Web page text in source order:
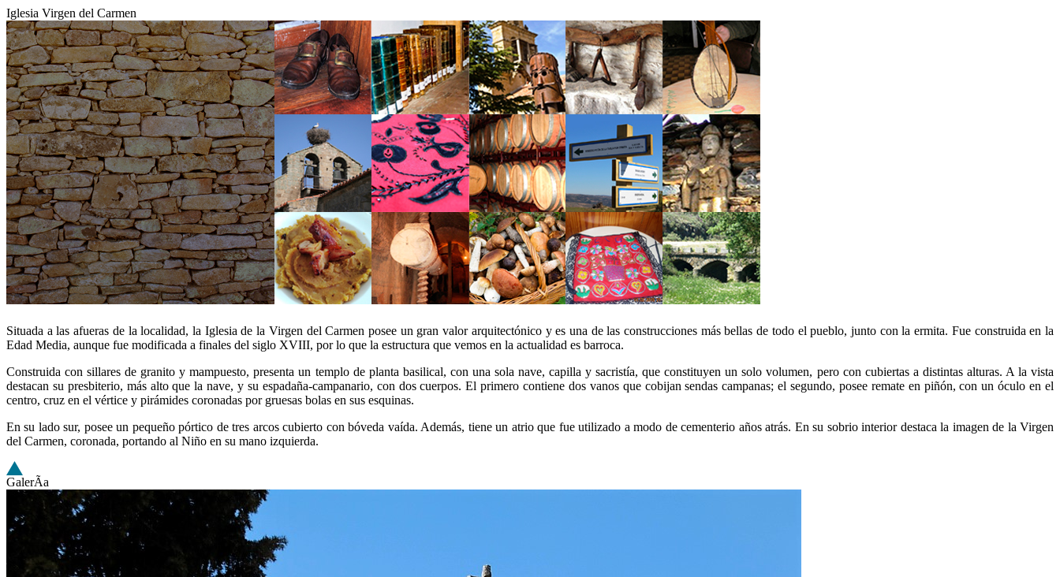
Iglesia Virgen del Carmen
Situada a las afueras de la localidad, la Iglesia de la Virgen del Carmen posee un gran valor arquitectónico y es una de las construcciones más bellas de todo el pueblo, junto con la ermita. Fue construida en la
Edad Media, aunque fue modificada a finales del siglo XVIII, por lo que la estructura que vemos en la actualidad es barroca.
Construida con sillares de granito y mampuesto, presenta un templo de planta basilical, con una sola nave, capilla y sacristía, que constituyen un solo volumen, pero con cubiertas a distintas alturas. A la vista
destacan su presbiterio, más alto que la nave, y su espadaña-campanario, con dos cuerpos. El primero contiene dos vanos que cobijan sendas campanas; el segundo, posee remate en piñón, con un óculo en el
centro, cruz en el vértice y pirámides coronadas por gruesas bolas en sus esquinas.
En su lado sur, posee un pequeño pórtico de tres arcos cubierto con bóveda vaída. Además, tiene un atrio que fue utilizado a modo de cementerio años atrás. En su sobrio interior destaca la imagen de la Virgen
del Carmen, coronada, portando al Niño en su mano izquierda.
GalerÃ­a